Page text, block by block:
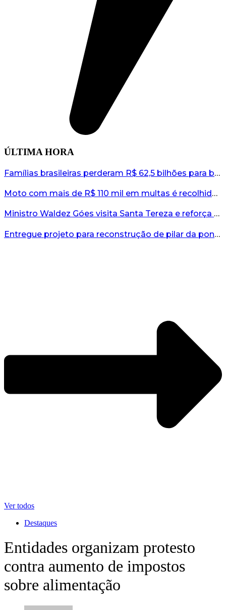
ÚLTIMA HORA
Famílias brasileiras perderam R$ 62,5 bilhões para bets em 2025, diz estudo...
Moto com mais de R$ 110 mil em multas é recolhida no interior do RS...
Ministro Waldez Góes visita Santa Tereza e reforça apoio federal à reconstrução do município...
Entregue projeto para reconstrução de pilar da ponte entre Encantado e Muçum...
Ver todos
Destaques
Entidades organizam protesto
contra aumento de impostos
sobre alimentação